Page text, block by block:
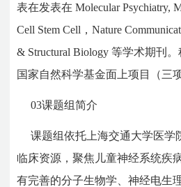
表在发表在 Molecular Psychiatry,
Cell Stem Cell，Nature
& Structural Biology 等学术期刊
国家自然科学基金面上项目（三
03课题组简介
课题组依托上海交通大学医学
临床资源，聚焦儿童神经系统疾
有完善的分子生物学、神经电生